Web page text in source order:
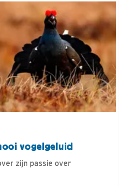
vogelgeluid
zijn passie over